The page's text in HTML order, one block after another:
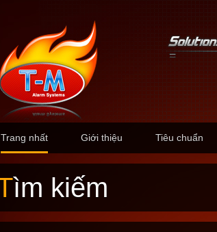
Trang nhất Giới thiệu Tiêu chuẩn
Tìm kiếm